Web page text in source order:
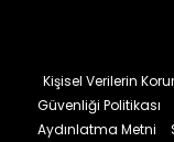
Kişisel Verilerin
Güvenliği Politikası
Aydınlatma Metni